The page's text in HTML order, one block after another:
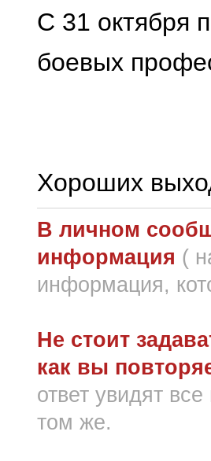
С 31 октября
боевых
Хороших
В личном
информация (
информация,
Не стоит
как вы
ответ увидят
том же.